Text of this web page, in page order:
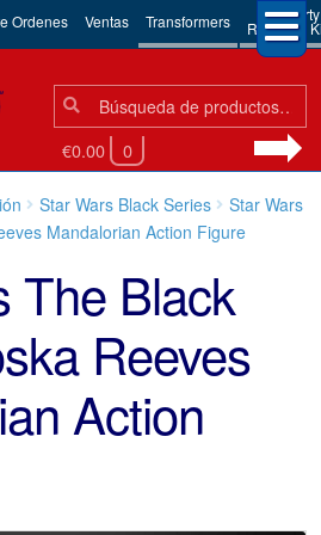
Ordenes Ventas Transformers 3rd Party
Robots &
Búsqueda:
Búsqueda
€0.00 0
Star Wars Black Series
Star Wars
Mandalorian Action Figure
The Black
Reeves
Action